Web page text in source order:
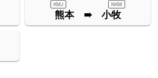
熊本 ➠ 小牧
KMJ NKM